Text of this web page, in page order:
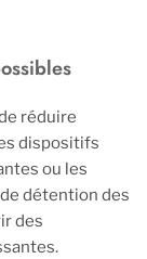
réduire
dispositifs
ou les
détention des
des